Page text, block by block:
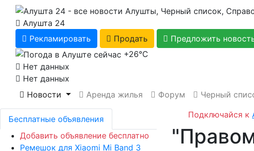
Алушта 24
Рекламировать
Продать
Предложить
+26℃
Нет данных
Нет данных
Новости
Аренда жилья Форум Черный
Подключайся к
Бесплатные объявления
Добавить объявление бесплатно
Ремешок для Xiaomi Mi Band 3